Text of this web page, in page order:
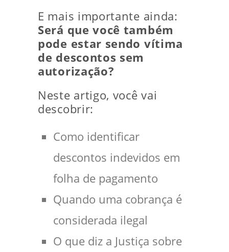
E mais importante ainda:
Será que você também
pode estar sendo vítima
de descontos sem
autorização?
Neste artigo, você vai
descobrir:
Como identificar
descontos indevidos em
folha de pagamento
Quando uma cobrança é
considerada ilegal
O que diz a Justiça sobre